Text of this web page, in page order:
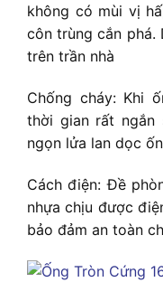
không có mùi vị
côn trùng cắn phá.
trên trần nhà
Chống cháy: Khi
thời gian rất
ngọn lửa lan dọc
Cách điện: Đề
nhựa chịu được
bảo đảm an toàn